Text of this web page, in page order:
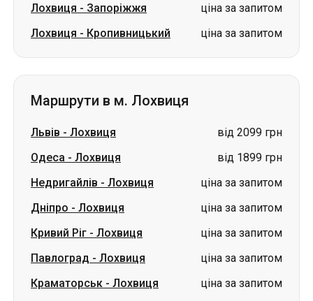
Лохвиця - Запоріжжя
ціна за запитом
Лохвиця - Кропивницький ціна за запитом
Маршрути в м. Лохвиця
Львів - Лохвиця
від 2099 грн
Одеса - Лохвиця
від 1899 грн
Недригайлів - Лохвиця
ціна за запитом
Дніпро - Лохвиця
ціна за запитом
Кривий Ріг - Лохвиця
ціна за запитом
Павлоград - Лохвиця
ціна за запитом
Краматорськ - Лохвиця
ціна за запитом